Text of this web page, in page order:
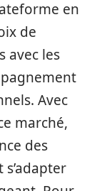
en
de
avec les
Avec
marché,
des